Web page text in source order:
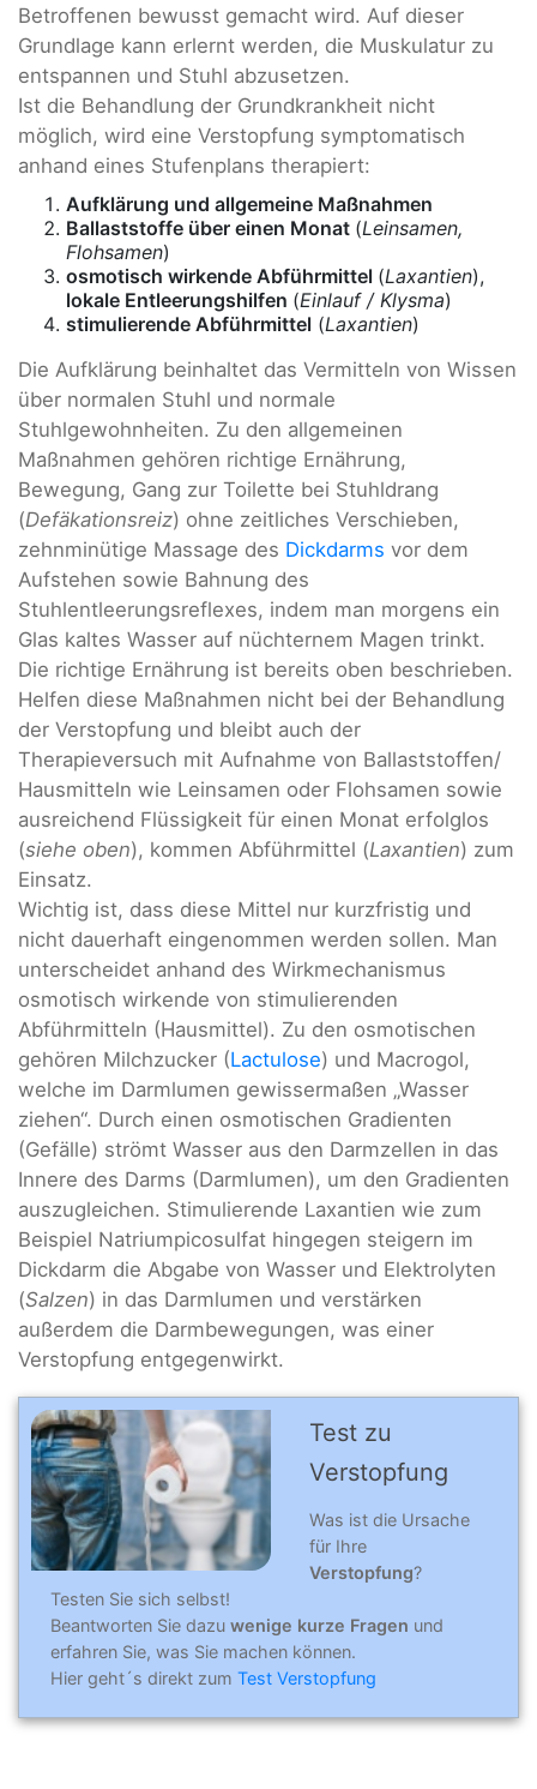
Betroffenen bewusst gemacht wird. Auf dieser
Grundlage kann erlernt werden, die Muskulatur zu
entspannen und Stuhl abzusetzen.
Ist die Behandlung der Grundkrankheit nicht
möglich, wird eine Verstopfung symptomatisch
anhand eines Stufenplans therapiert:
Aufklärung und allgemeine Maßnahmen
Ballaststoffe über einen Monat (Leinsamen,
Flohsamen)
osmotisch wirkende Abführmittel (Laxantien),
lokale Entleerungshilfen (Einlauf / Klysma)
stimulierende Abführmittel (Laxantien)
Die Aufklärung beinhaltet das Vermitteln von Wissen
über normalen Stuhl und normale
Stuhlgewohnheiten. Zu den allgemeinen
Maßnahmen gehören richtige Ernährung,
Bewegung, Gang zur Toilette bei Stuhldrang
(Defäkationsreiz) ohne zeitliches Verschieben,
zehnminütige Massage des Dickdarms vor dem
Aufstehen sowie Bahnung des
Stuhlentleerungsreflexes, indem man morgens ein
Glas kaltes Wasser auf nüchternem Magen trinkt.
Die richtige Ernährung ist bereits oben beschrieben.
Helfen diese Maßnahmen nicht bei der Behandlung
der Verstopfung und bleibt auch der
Therapieversuch mit Aufnahme von Ballaststoffen/
Hausmitteln wie Leinsamen oder Flohsamen sowie
ausreichend Flüssigkeit für einen Monat erfolglos
(siehe oben), kommen Abführmittel (Laxantien) zum
Einsatz.
Wichtig ist, dass diese Mittel nur kurzfristig und
nicht dauerhaft eingenommen werden sollen. Man
unterscheidet anhand des Wirkmechanismus
osmotisch wirkende von stimulierenden
Abführmitteln (Hausmittel). Zu den osmotischen
gehören Milchzucker (Lactulose) und Macrogol,
welche im Darmlumen gewissermaßen „Wasser
ziehen“. Durch einen osmotischen Gradienten
(Gefälle) strömt Wasser aus den Darmzellen in das
Innere des Darms (Darmlumen), um den Gradienten
auszugleichen. Stimulierende Laxantien wie zum
Beispiel Natriumpicosulfat hingegen steigern im
Dickdarm die Abgabe von Wasser und Elektrolyten
(Salzen) in das Darmlumen und verstärken
außerdem die Darmbewegungen, was einer
Verstopfung entgegenwirkt.
Test zu
Verstopfung
Was ist die Ursache
für Ihre
Verstopfung?
Testen Sie sich selbst!
Beantworten Sie dazu wenige kurze Fragen und
erfahren Sie, was Sie machen können.
Hier geht´s direkt zum Test Verstopfung